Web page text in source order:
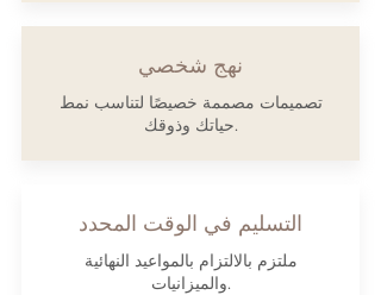
نهج شخصي
تصميمات مصممة خصيصًا لتناسب نمط
حياتك وذوقك.
التسليم في الوقت المحدد
ملتزم بالالتزام بالمواعيد النهائية
والميزانيات.